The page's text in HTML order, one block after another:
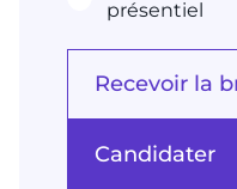
présentiel
Recevoir la
Candidater